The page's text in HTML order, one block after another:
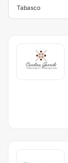
Tabasco